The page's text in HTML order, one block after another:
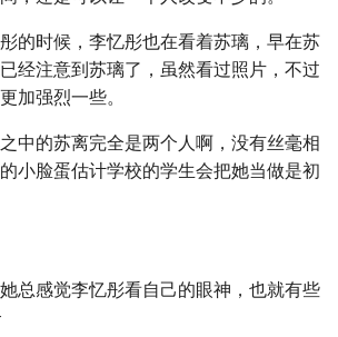
的时候，李忆彤也在看着苏璃，早在苏
经注意到苏璃了，虽然看过照片，不过
加强烈一些。
中的苏离完全是两个人啊，没有丝毫相
小脸蛋估计学校的学生会把她当做是初
总感觉李忆彤看自己的眼神，也就有些